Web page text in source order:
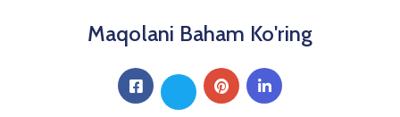
Maqolani Baham Ko'ring